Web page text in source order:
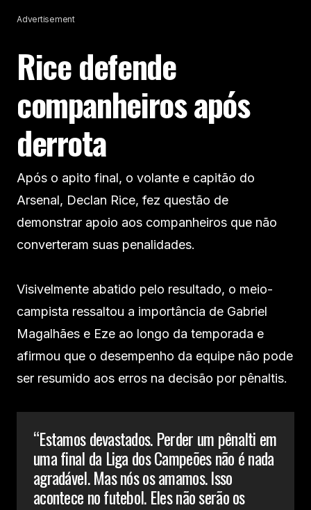
Advertisement
Rice defende
companheiros após
derrota
Após o apito final, o volante e capitão do
Arsenal, Declan Rice, fez questão de
demonstrar apoio aos companheiros que não
converteram suas penalidades.
Visivelmente abatido pelo resultado, o meio-
campista ressaltou a importância de Gabriel
Magalhães e Eze ao longo da temporada e
afirmou que o desempenho da equipe não pode
ser resumido aos erros na decisão por pênaltis.
“Estamos devastados. Perder um pênalti em
uma final da Liga dos Campeões não é nada
agradável. Mas nós os amamos. Isso
acontece no futebol. Eles não serão os